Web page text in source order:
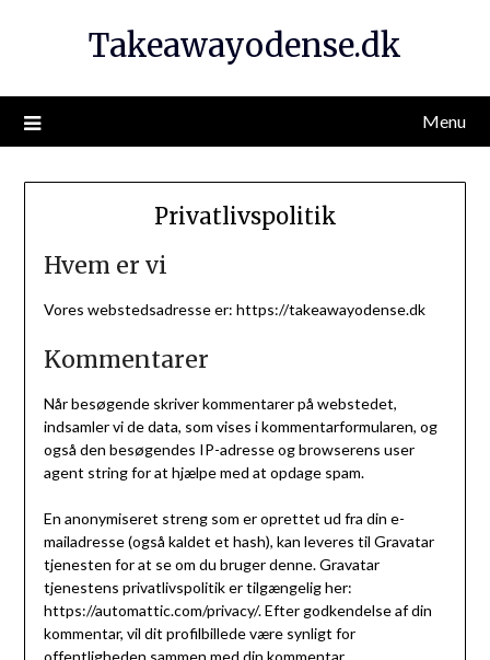
Takeawayodense.dk
Menu
Privatlivspolitik
Hvem er vi
Vores webstedsadresse er: https://takeawayodense.dk
Kommentarer
Når besøgende skriver kommentarer på webstedet,
indsamler vi de data, som vises i kommentarformularen, og
også den besøgendes IP-adresse og browserens user
agent string for at hjælpe med at opdage spam.
En anonymiseret streng som er oprettet ud fra din e-
mailadresse (også kaldet et hash), kan leveres til Gravatar
tjenesten for at se om du bruger denne. Gravatar
tjenestens privatlivspolitik er tilgængelig her:
https://automattic.com/privacy/. Efter godkendelse af din
kommentar, vil dit profilbillede være synligt for